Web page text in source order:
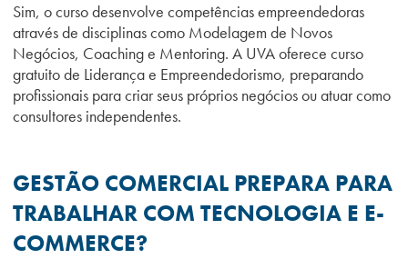
Sim, o curso desenvolve competências empreendedoras
através de disciplinas como Modelagem de Novos
Negócios, Coaching e Mentoring. A UVA oferece curso
gratuito de Liderança e Empreendedorismo, preparando
profissionais para criar seus próprios negócios ou atuar como
consultores independentes.
GESTÃO COMERCIAL PREPARA PARA
TRABALHAR COM TECNOLOGIA E E-
COMMERCE?